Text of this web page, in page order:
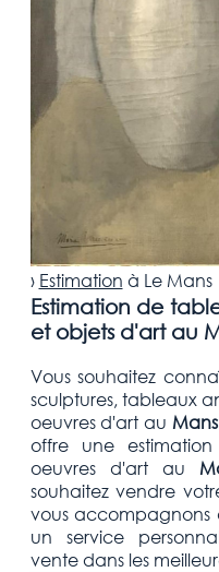
› Estimation à Le Mans
Estimation de
et objets d'art au
Vous souhaitez
sculptures, tableaux
oeuvres d'art au Mans
offre une estimation
oeuvres d'art au
souhaitez vendre
vous accompagnons
un service
vente dans les